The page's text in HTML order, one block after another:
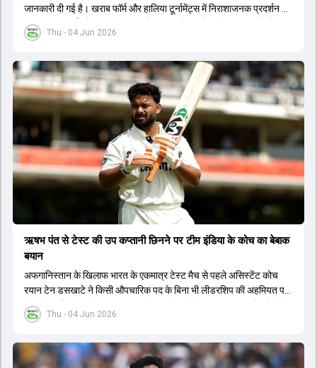
Thu - 04 Jun 2026
जानकारी दी गई है। खराब फॉर्म और हालिया टूर्नामेंट्स में निराशाजनक प्रदर्शन के
कारण चयनकर्ता और टीम प्रबंधन उन्हें कप्तानी से हटाने पर विचार कर रहे हैं।
मुख्य कोच और चयन समिति के बीच हुई चर्चा के बाद यह फैसला लिया जा सकता है
को न सिर्फ उनके पद से हटाया जाएगा बल्कि उन्हें टीम से भी बाहर किया जा सकता
है। आगामी सीरीज और भविष्य के बड़े टूर्नामेंट्स को ध्यान में रखते हुए चयनकर्ता
एक नई शुरुआत करना चाहते हैं। इससे पहले भी खराब फॉर्म के कारण कई दिग्गज
खिलाड़ियों को कप्तानी और टीम से हाथ धोना पड़ा था। अब नए कप्तान के लिए एक
अन्य स्टार बल्लेबाज का नाम सबसे आगे चल रहा है, जिसे जल्द ही जिम्मेदारी सौंपी
जा सकती है।
Thu - 04 Jun 2026
ऋषभ पंत से टेस्ट की उप कप्तानी छिनने पर टीम इंडिया के कोच का बेबाक
बयान
अफगानिस्तान के खिलाफ भारत के एकमात्र टेस्ट मैच से पहले असिस्टेंट कोच
रयान टेन डसखाटे ने किसी औपचारिक पद के बिना भी लीडरशिप की अहमियत पर
जोर दिया और कहा कि पंत का ध्यान खेल की स्थिति के आधार पर सही फैसले लेने
पर होना चाहिए.